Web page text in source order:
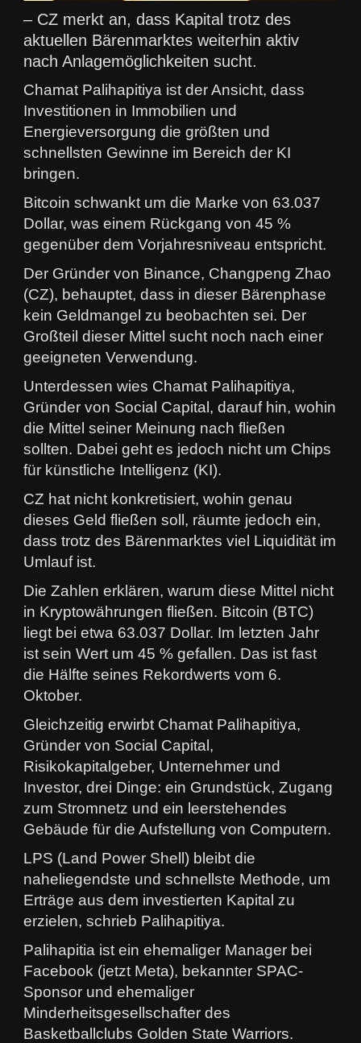
– CZ merkt an, dass Kapital trotz des
aktuellen Bärenmarktes weiterhin aktiv
nach Anlagemöglichkeiten sucht.
Chamat Palihapitiya ist der Ansicht, dass
Investitionen in Immobilien und
Energieversorgung die größten und
schnellsten Gewinne im Bereich der KI
bringen.
Bitcoin schwankt um die Marke von 63.037
Dollar, was einem Rückgang von 45 %
gegenüber dem Vorjahresniveau entspricht.
Der Gründer von Binance, Changpeng Zhao
(CZ), behauptet, dass in dieser Bärenphase
kein Geldmangel zu beobachten sei. Der
Großteil dieser Mittel sucht noch nach einer
geeigneten Verwendung.
Unterdessen wies Chamat Palihapitiya,
Gründer von Social Capital, darauf hin, wohin
die Mittel seiner Meinung nach fließen
sollten. Dabei geht es jedoch nicht um Chips
für künstliche Intelligenz (KI).
CZ hat nicht konkretisiert, wohin genau
dieses Geld fließen soll, räumte jedoch ein,
dass trotz des Bärenmarktes viel Liquidität im
Umlauf ist.
Die Zahlen erklären, warum diese Mittel nicht
in Kryptowährungen fließen. Bitcoin (BTC)
liegt bei etwa 63.037 Dollar. Im letzten Jahr
ist sein Wert um 45 % gefallen. Das ist fast
die Hälfte seines Rekordwerts vom 6.
Oktober.
Gleichzeitig erwirbt Chamat Palihapitiya,
Gründer von Social Capital,
Risikokapitalgeber, Unternehmer und
Investor, drei Dinge: ein Grundstück, Zugang
zum Stromnetz und ein leerstehendes
Gebäude für die Aufstellung von Computern.
LPS (Land Power Shell) bleibt die
naheliegendste und schnellste Methode, um
Erträge aus dem investierten Kapital zu
erzielen, schrieb Palihapitiya.
Palihapitia ist ein ehemaliger Manager bei
Facebook (jetzt Meta), bekannter SPAC-
Sponsor und ehemaliger
Minderheitsgesellschafter des
Basketballclubs Golden State Warriors.